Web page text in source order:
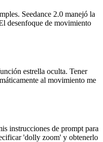
Seedance 2.0 manejó la
desenfoque de movimiento
estrella oculta. Tener
al movimiento me
instrucciones de prompt para
'dolly zoom' y obtenerlo